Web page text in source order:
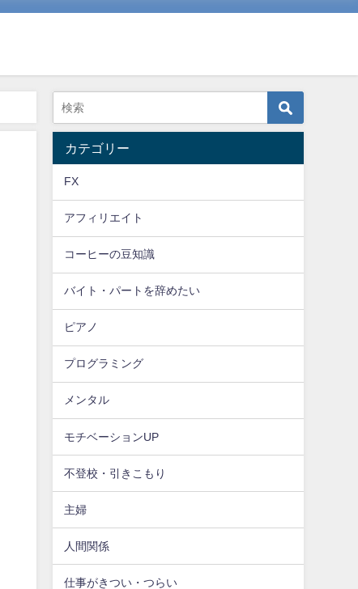
カテゴリー
FX
アフィリエイト
コーヒーの豆知識
バイト・パートを辞めたい
ピアノ
プログラミング
メンタル
モチベーションUP
不登校・引きこもり
主婦
人間関係
仕事がきつい・つらい